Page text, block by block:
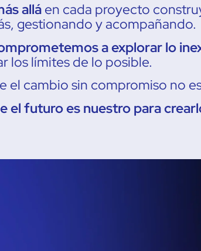
alláen cada proyecto
gestionando y acompañando.
a explorar lo
los límites de lo posible.
el cambio sin compromiso no
el futuro es nuestro para